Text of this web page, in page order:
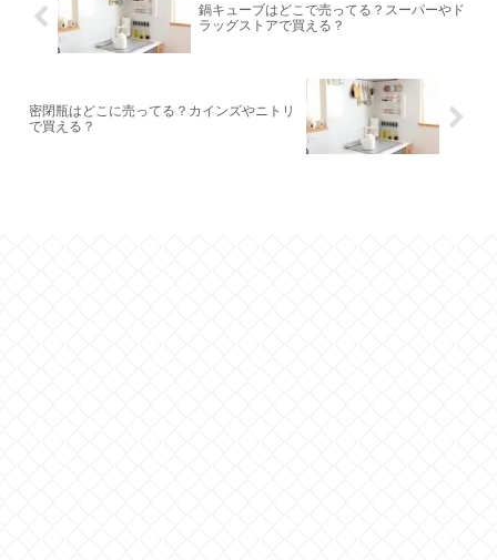
鍋キューブはどこで売ってる？スーパーやド
ラッグストアで買える？
密閉瓶はどこに売ってる？カインズやニトリ
で買える？